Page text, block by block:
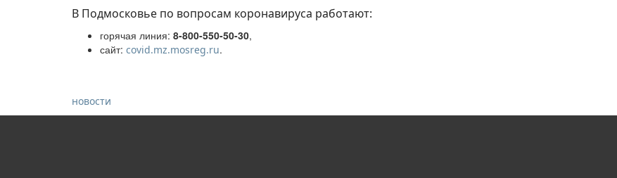
В Подмосковье по вопросам коронавируса работают:
горячая линия: 8-800-550-50-30,
сайт: covid.mz.mosreg.ru.
новости